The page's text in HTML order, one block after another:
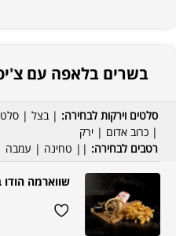
בשרים בלאפה עם
סלטים וירקות לבחירה: | בצל | סלט
| כרוב אדום | ירק
רטבים לבחירה: || טחינה | עמבה
שווארמה